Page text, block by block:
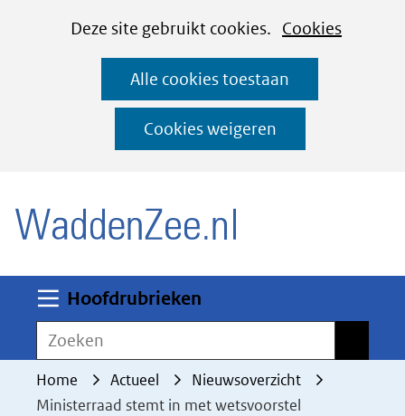
CookiesDeze site gebruikt cookies. Cookies
deze
worden
toegestaan
geweigerd.
Alle cookies toestaan
Cookies weigeren
Ga
naar
de
inhoud
Hoofdrubrieken
Zoeken
Home Actueel
Nieuwsoverzicht
Ministerraad stemt in met wetsvoorstel